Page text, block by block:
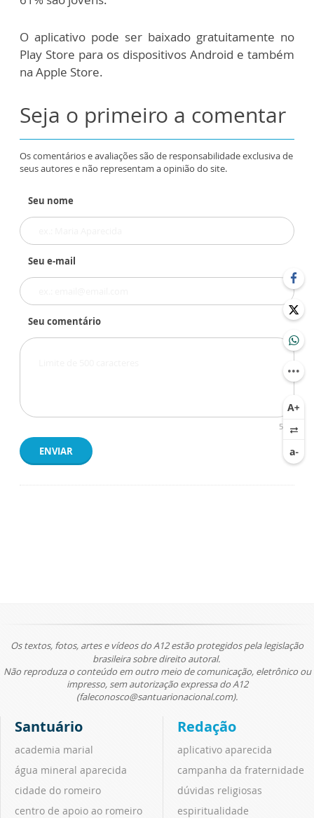
O aplicativo pode ser baixado gratuitamente no
Play Store para os dispositivos Android e também
na Apple Store.
Seja o primeiro a comentar
Os comentários e avaliações são de responsabilidade exclusiva de
seus autores e não representam a opinião do site.
Seu nome
Seu e-mail
Seu comentário
500
ENVIAR
Os textos, fotos, artes e vídeos do A12 estão protegidos pela legislação
brasileira sobre direito autoral.
Não reproduza o conteúdo em outro meio de comunicação, eletrônico ou
impresso, sem autorização expressa do A12
(faleconosco@santuarionacional.com).
Santuário
academia marial
água mineral aparecida
cidade do romeiro
centro de apoio ao romeiro
Redação
aplicativo aparecida
campanha da fraternidade
dúvidas religiosas
espiritualidade